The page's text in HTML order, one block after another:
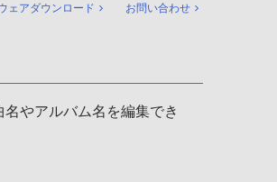
ェアダウンロード お問い合わせ
やアルバム名を編集でき